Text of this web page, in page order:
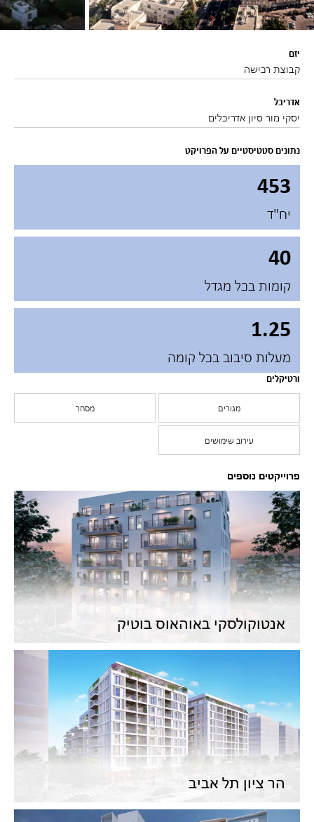
יזם
קבוצת רכישה
אדריכל
יסקי מור סיון אדריכלים
נתונים סטטיסטיים על הפרויקט
453
יח"ד
40
קומות בכל מגדל
1.25
מעלות סיבוב בכל קומה
ורטיקלים
מגורים מסחר
עירוב שימושים
פרוייקטים נוספים
אנטוקולסקי באוהאוס בוטיק
הר ציון תל אביב